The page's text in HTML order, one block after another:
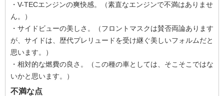
・V-TECエンジンの爽快感。（素直なエンジンで不満はありませ
ん。）
・サイドビューの美しさ。（フロントマスクは賛否両論あります
が、サイドは、歴代プレリュードを受け継ぐ美しいフォルムだと
思います。）
・相対的な燃費の良さ。（この種の車としては、そこそこではな
いかと思います。）
不満な点